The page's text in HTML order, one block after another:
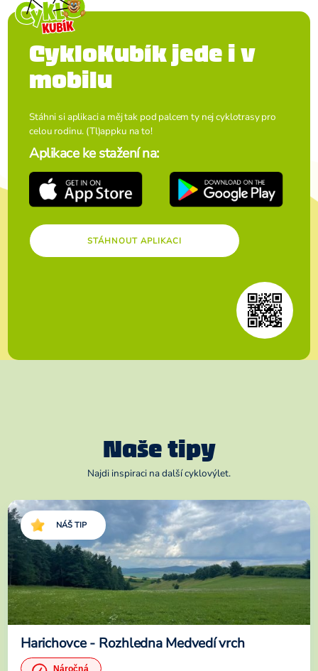
CykloKubík jede i v
mobilu
Stáhni si aplikaci a měj tak pod palcem ty nej cyklotrasy pro
celou rodinu. (Tl)appku na to!
Aplikace ke stažení na:
STÁHNOUT APLIKACI
Naše tipy
Najdi inspiraci na další cyklovýlet.
NÁŠ TIP
Harichovce - Rozhledna Medvedí vrch